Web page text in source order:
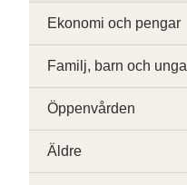
Ekonomi och pengar
Familj, barn och unga
Öppenvården
Äldre